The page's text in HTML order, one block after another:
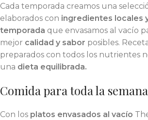
Cada temporada creamos una
elaborados con ingredientes locales
temporada que envasamos al vacío
mejor calidad y sabor posibles.
preparados con todos los nutrientes
una dieta equilibrada.
Comida para toda la semana
Con los platos envasados al vacío